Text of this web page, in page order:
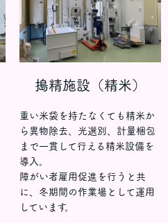
搗精施設（精米）
重い米袋を持たなくても精米か
ら異物除去、光選別、計量梱包
まで一貫して行える精米設備を
導入。
障がい者雇用促進を行うと共
に、冬期間の作業場として運用
しています。